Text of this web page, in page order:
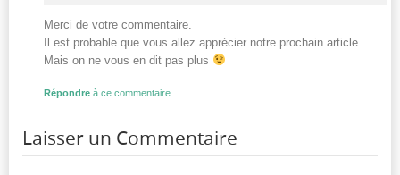
Merci de votre commentaire.
Il est probable que vous allez apprécier notre prochain article.
Mais on ne vous en dit pas plus
Répondre à ce commentaire
Laisser un Commentaire